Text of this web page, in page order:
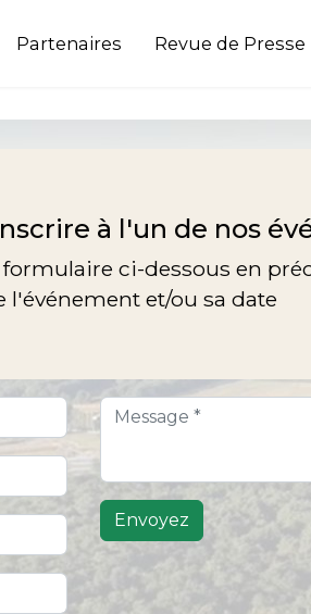
Partenaires Revue de Presse
à l'un de nos
ci-dessous en
l'événement et/ou sa date
Envoyez